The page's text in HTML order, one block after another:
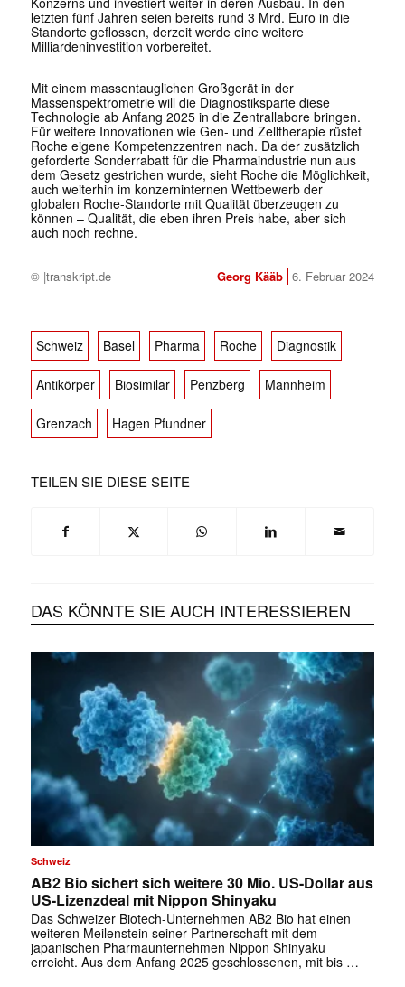
letzten fünf Jahren seien bereits rund 3 Mrd. Euro in die
Standorte geflossen, derzeit werde eine weitere
Milliardeninvestition vorbereitet.
Mit einem massentauglichen Großgerät in der
Massenspektrometrie will die Diagnostiksparte diese
Technologie ab Anfang 2025 in die Zentrallabore bringen.
Für weitere Innovationen wie Gen- und Zelltherapie rüstet
Roche eigene Kompetenzzentren nach. Da der zusätzlich
geforderte Sonderrabatt für die Pharmaindustrie nun aus
dem Gesetz gestrichen wurde, sieht Roche die Möglichkeit,
auch weiterhin im konzerninternen Wettbewerb der
globalen Roche-Standorte mit Qualität überzeugen zu
können – Qualität, die eben ihren Preis habe, aber sich
auch noch rechne.
© |transkript.de Georg Kääb 6. Februar 2024
Schweiz Basel Pharma Roche Diagnostik
Antikörper Biosimilar Penzberg Mannheim
Grenzach Hagen Pfundner
TEILEN SIE DIESE SEITE
DAS KÖNNTE SIE AUCH INTERESSIEREN
Schweiz
AB2 Bio sichert sich weitere 30 Mio. US-Dollar aus
US-Lizenzdeal mit Nippon Shinyaku
Das Schweizer Biotech-Unternehmen AB2 Bio hat einen
weiteren Meilenstein seiner Partnerschaft mit dem
japanischen Pharmaunternehmen Nippon Shinyaku
erreicht. Aus dem Anfang 2025 geschlossenen, mit bis …